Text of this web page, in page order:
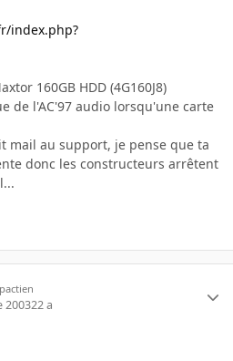
index.php?
160GB HDD (4G160J8)
de l'AC'97 audio lorsqu'une carte
mail au support, je pense que ta
donc les constructeurs arrêtent
200322 a